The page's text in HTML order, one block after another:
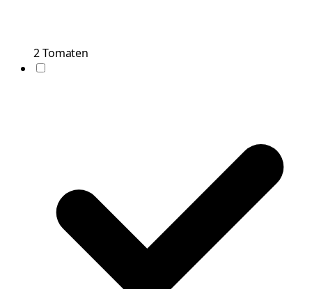
2Tomaten